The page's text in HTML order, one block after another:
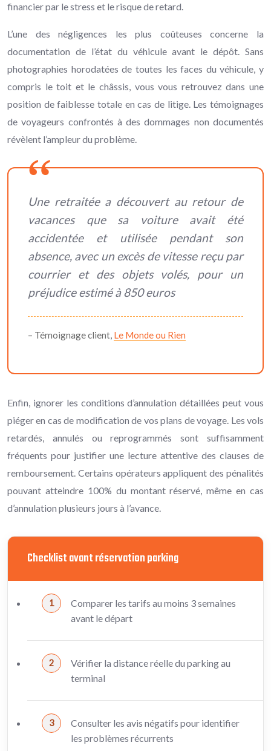
financier par le stress et le risque de retard.
L’une des négligences les plus coûteuses concerne la
documentation de l’état du véhicule avant le dépôt. Sans
photographies horodatées de toutes les faces du véhicule, y
compris le toit et le châssis, vous vous retrouvez dans une
position de faiblesse totale en cas de litige. Les témoignages
de voyageurs confrontés à des dommages non documentés
révèlent l’ampleur du problème.
Une retraitée a découvert au retour de
vacances que sa voiture avait été
accidentée et utilisée pendant son
absence, avec un excès de vitesse reçu par
courrier et des objets volés, pour un
préjudice estimé à 850 euros
– Témoignage client, Le Monde ou Rien
Enfin, ignorer les conditions d’annulation détaillées peut vous
piéger en cas de modification de vos plans de voyage. Les vols
retardés, annulés ou reprogrammés sont suffisamment
fréquents pour justifier une lecture attentive des clauses de
remboursement. Certains opérateurs appliquent des pénalités
pouvant atteindre 100% du montant réservé, même en cas
d’annulation plusieurs jours à l’avance.
Checklist avant réservation parking
Comparer les tarifs au moins 3 semaines
avant le départ
Vérifier la distance réelle du parking au
terminal
Consulter les avis négatifs pour identifier
les problèmes récurrents